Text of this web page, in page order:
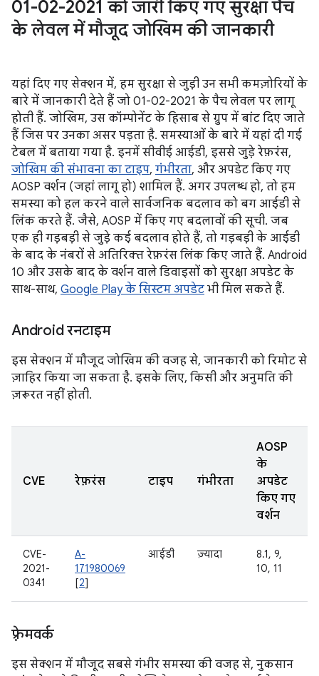
01-02-2021 को जारी किए गए सुरक्षा पैच
के लेवल में मौजूद जोखिम की जानकारी
यहां दिए गए सेक्शन में, हम सुरक्षा से जुड़ी उन सभी कमज़ोरियों के
बारे में जानकारी देते हैं जो 01-02-2021 के पैच लेवल पर लागू
होती हैं. जोखिम, उस कॉम्पोनेंट के हिसाब से ग्रुप में बांट दिए जाते
हैं जिस पर उनका असर पड़ता है. समस्याओं के बारे में यहां दी गई
टेबल में बताया गया है. इनमें सीवीई आईडी, इससे जुड़े रेफ़रंस,
जोखिम की संभावना का टाइप, गंभीरता, और अपडेट किए गए
AOSP वर्शन (जहां लागू हो) शामिल हैं. अगर उपलब्ध हो, तो हम
समस्या को हल करने वाले सार्वजनिक बदलाव को बग आईडी से
लिंक करते हैं. जैसे, AOSP में किए गए बदलावों की सूची. जब
एक ही गड़बड़ी से जुड़े कई बदलाव होते हैं, तो गड़बड़ी के आईडी
के बाद के नंबरों से अतिरिक्त रेफ़रंस लिंक किए जाते हैं. Android
10 और उसके बाद के वर्शन वाले डिवाइसों को सुरक्षा अपडेट के
साथ-साथ, Google Play के सिस्टम अपडेट भी मिल सकते हैं.
Android रनटाइम
इस सेक्शन में मौजूद जोखिम की वजह से, जानकारी को रिमोट से
ज़ाहिर किया जा सकता है. इसके लिए, किसी और अनुमति की
ज़रूरत नहीं होती.
CVE रेफ़रंस टाइप गंभीरता
AOSP
के
अपडेट
किए गए
वर्शन
CVE-
2021-
0341
A-
171980069
[2]
आईडी ज़्यादा
8.1, 9,
10, 11
फ़्रेमवर्क
इस सेक्शन में मौजूद सबसे गंभीर समस्या की वजह से, नुकसान